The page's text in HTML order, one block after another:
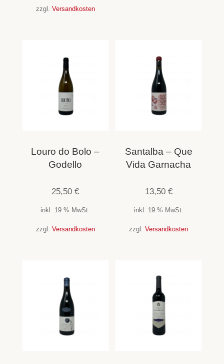
zzgl. Versandkosten
Louro do Bolo –
Godello
25,50€
inkl. 19 % MwSt.
zzgl. Versandkosten
Santalba – Que
Vida Garnacha
13,50 €
inkl. 19 % MwSt.
zzgl.Versandkosten